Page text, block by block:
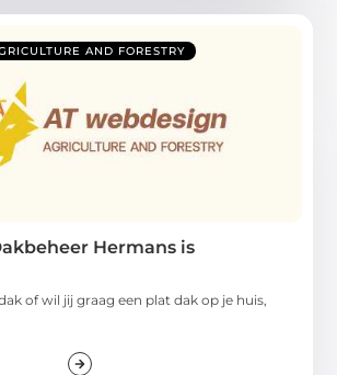
AND FORESTRY
Hermans is
of wil jij graag een plat dak op je huis,